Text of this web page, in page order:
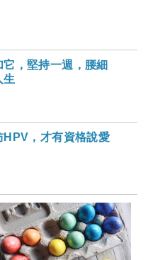
，堅持一週，腰細
生
HPV，才有資格說愛